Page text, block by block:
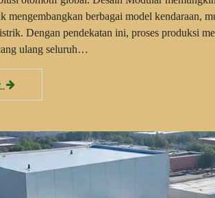
mengembangkan berbagai model kendaraan,
Dengan pendekatan ini, proses produksi
ulang seluruh…